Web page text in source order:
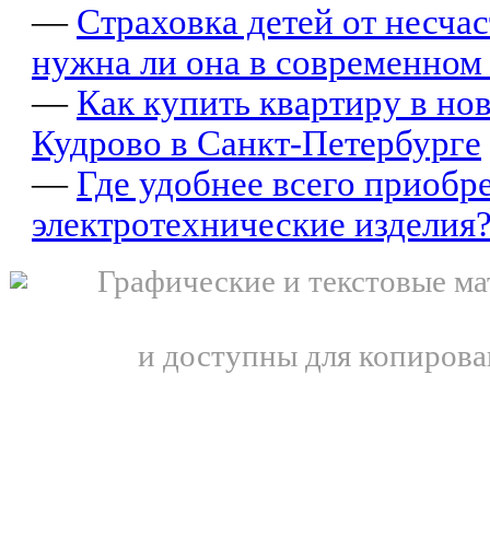
— Страховка детей от
нужна ли она в
— Как купить квартиру в
Кудрово в Санкт-Петербурге
— Где удобнее всего
электротехнические
Графические и текстовые
и доступны для